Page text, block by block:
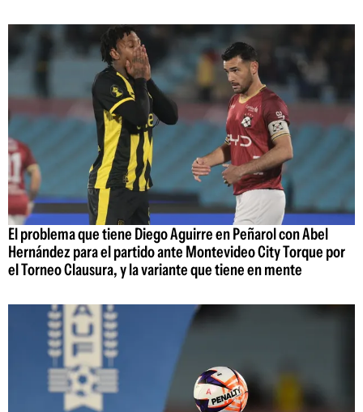
El problema que tiene Diego Aguirre en Peñarol con Abel
Hernández para el partido ante Montevideo City Torque por
el Torneo Clausura, y la variante que tiene en mente